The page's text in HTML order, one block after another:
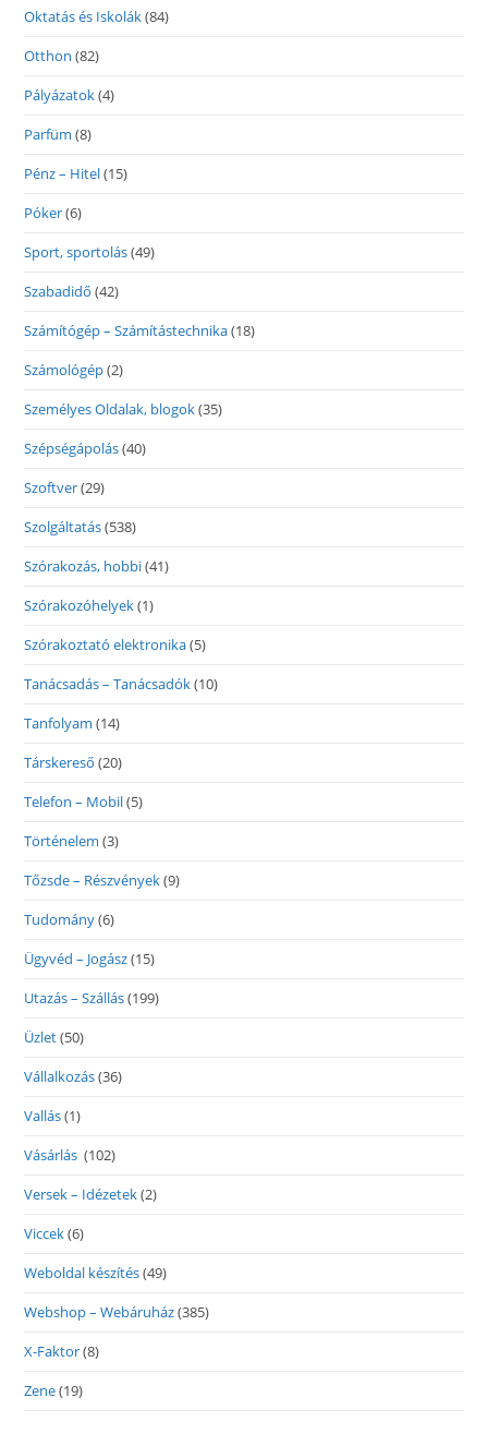
Oktatás és Iskolák(84)
Otthon (82)
Pályázatok(4)
Parfüm (8)
Pénz – Hitel(15)
Póker(6)
Sport, sportolás(49)
Szabadidő (42)
Számítógép – Számítástechnika(18)
Számológép(2)
Személyes Oldalak, blogok(35)
Szépségápolás(40)
Szoftver(29)
Szolgáltatás(538)
Szórakozás, hobbi(41)
Szórakozóhelyek(1)
Szórakoztató elektronika(5)
Tanácsadás – Tanácsadók(10)
Tanfolyam (14)
Társkereső (20)
Telefon – Mobil(5)
Történelem (3)
Tőzsde – Részvények(9)
Tudomány(6)
Ügyvéd – Jogász(15)
Utazás – Szállás(199)
Üzlet(50)
Vállalkozás(36)
Vallás(1)
Vásárlás (102)
Versek – Idézetek(2)
Viccek(6)
Weboldal készítés(49)
Webshop – Webáruház(385)
X-Faktor(8)
Zene(19)